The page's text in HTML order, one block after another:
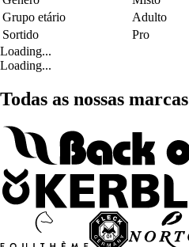
Grupo etário
Adulto
Sortido
Pro
Loading...
Loading...
Todas as nossas marcas